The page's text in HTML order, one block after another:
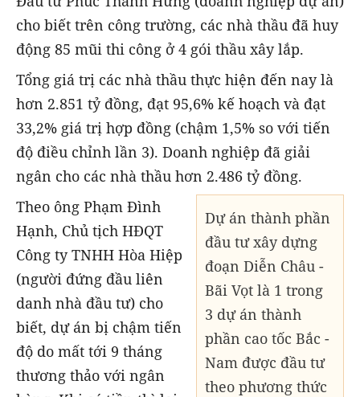
cho biết trên công trường, các nhà thầu đã huy
động 85 mũi thi công ở 4 gói thầu xây lắp.
Tổng giá trị các nhà thầu thực hiện đến nay là
hơn 2.851 tỷ đồng, đạt 95,6% kế hoạch và đạt
33,2% giá trị hợp đồng (chậm 1,5% so với tiến
độ điều chỉnh lần 3). Doanh nghiệp đã giải
ngân cho các nhà thầu hơn 2.486 tỷ đồng.
Dự án thành phần
đầu tư xây dựng
đoạn Diễn Châu -
Bãi Vọt là 1 trong
3 dự án thành
phần cao tốc Bắc -
Nam được đầu tư
theo phương thức
Theo ông Phạm Đình
Hạnh, Chủ tịch HĐQT
Công ty TNHH Hòa Hiệp
(người đứng đầu liên
danh nhà đầu tư) cho
biết, dự án bị chậm tiến
độ do mất tới 9 tháng
thương thảo với ngân